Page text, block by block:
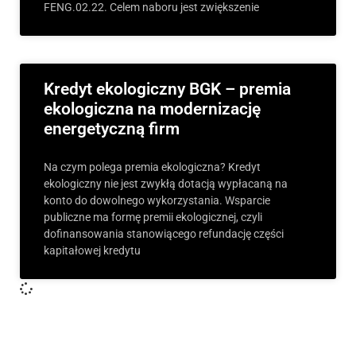
FENG.02.22. Celem naboru jest zwiększenie
Kredyt ekologiczny BGK – premia
ekologiczna na modernizację
energetyczną firm
Na czym polega premia ekologiczna? Kredyt
ekologiczny nie jest zwykłą dotacją wypłacaną na
konto do dowolnego wykorzystania. Wsparcie
publiczne ma formę premii ekologicznej, czyli
dofinansowania stanowiącego refundację części
kapitałowej kredytu